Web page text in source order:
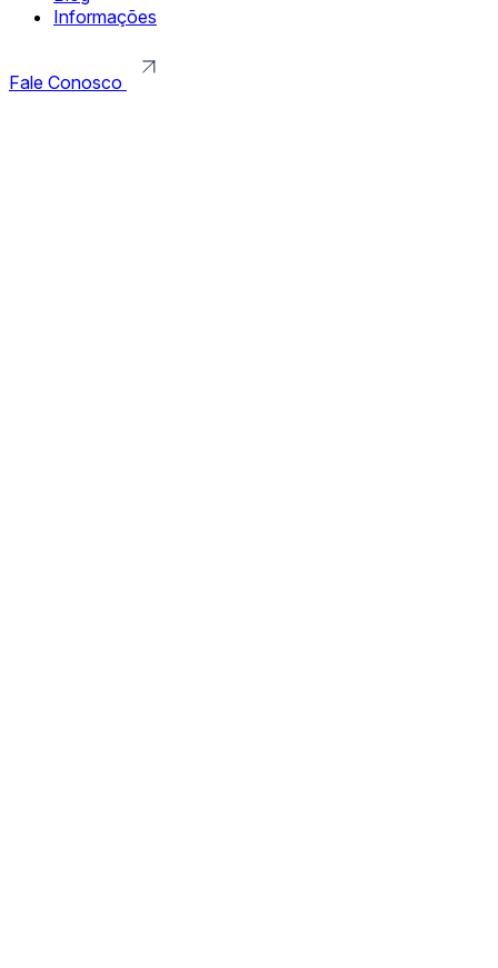
Informações
Fale Conosco